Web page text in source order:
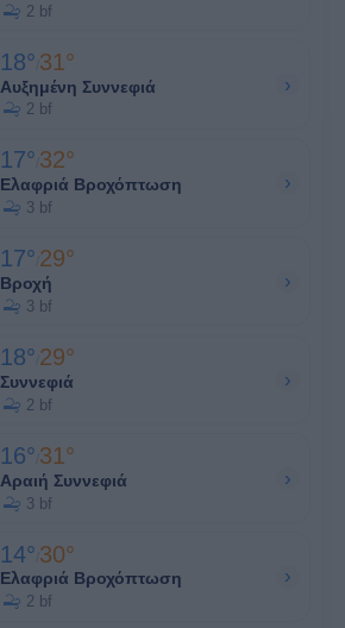
2 bf
18° 31°
Αυξημένη Συννεφιά
2 bf
›
17° 32°
Ελαφριά Βροχόπτωση
3 bf
›
17° 29°
Βροχή
3 bf
›
18° 29°
Συννεφιά
2 bf
›
16° 31°
Αραιή Συννεφιά
3 bf
›
14° 30°
Ελαφριά Βροχόπτωση
2 bf
›